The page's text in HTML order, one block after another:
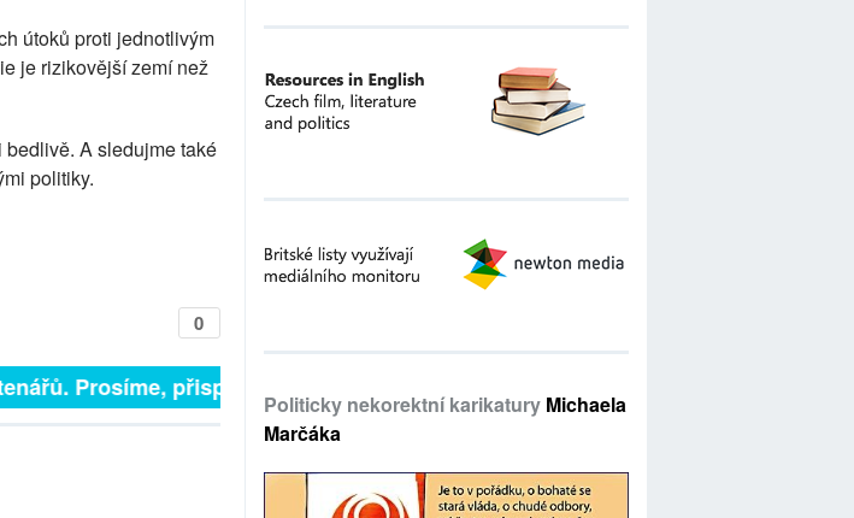
útoků proti jednotlivým
je rizikovější zemí než
A sledujme také
politiky.
0
Prosíme, přispějte. ➥
Politicky nekorektní karikatury Michaela
Marčáka